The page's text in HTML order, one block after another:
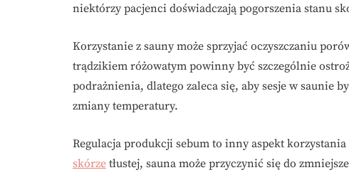
niektórzy pacjenci doświadczają pogorszenia stanu
Korzystanie z sauny może sprzyjać oczyszczaniu
trądzikiem różowatym powinny być szczególnie
podrażnienia, dlatego zaleca się, aby sesje w saunie
zmiany temperatury.
Regulacja produkcji sebum to inny aspekt
skórze tłustej, sauna może przyczynić się do